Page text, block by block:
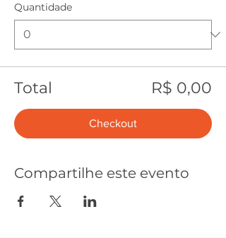
Quantidade
Total R$ 0,00
Checkout
Compartilhe este evento